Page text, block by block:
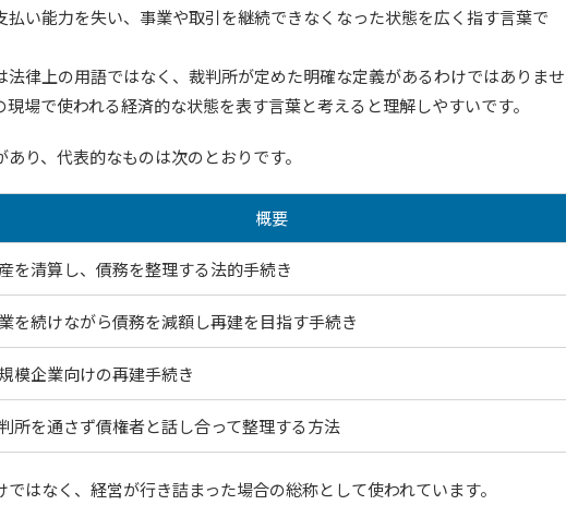
払い能力を失い、事業や取引を継続できなくなった状態を広く指す言葉で
法律上の用語ではなく、裁判所が定めた明確な定義があるわけではありませ
場で使われる経済的な状態を表す言葉と考えると理解しやすいです。
り、代表的なものは次のとおりです。
概要
を清算し、債務を整理する法的手続き
を続けながら債務を減額し再建を目指す手続き
模企業向けの再建手続き
所を通さず債権者と話し合って整理する方法
はなく、経営が行き詰まった場合の総称として使われています。